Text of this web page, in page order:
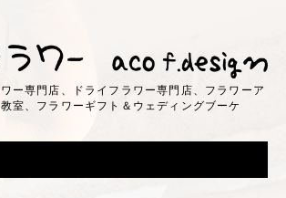
ー専門店、ドライフラワー専門店、フラワーア
室、フラワーギフト＆ウェディングブーケ